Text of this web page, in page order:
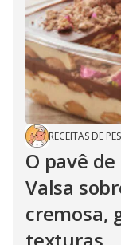
RECEITAS DE
O pavê
Valsa
cremosa,
texturas